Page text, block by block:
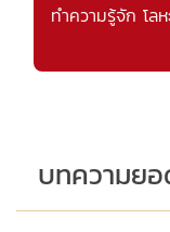
ทำความรู้จัก โล
บทความย